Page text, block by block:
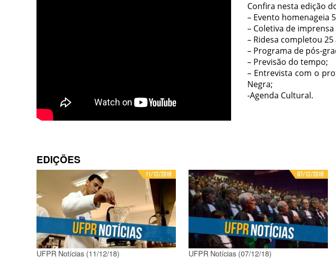
Confira nesta edição
– Evento homenageia
– Coletiva de
– Ridesa completou 25
– Programa de pós-
– Previsão do tempo;
– Entrevista com o
Negra;
-Agenda Cultural.
EDIÇÕES
UFPR Notícias (11/12/18) UFPR Notícias (07/12/18)